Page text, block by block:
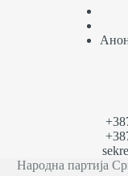
Народна партија